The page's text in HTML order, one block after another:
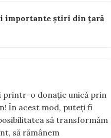
importante știri din țară
printr-o donație unică prin
În acest mod, puteți fi
să transformăm
să rămânem